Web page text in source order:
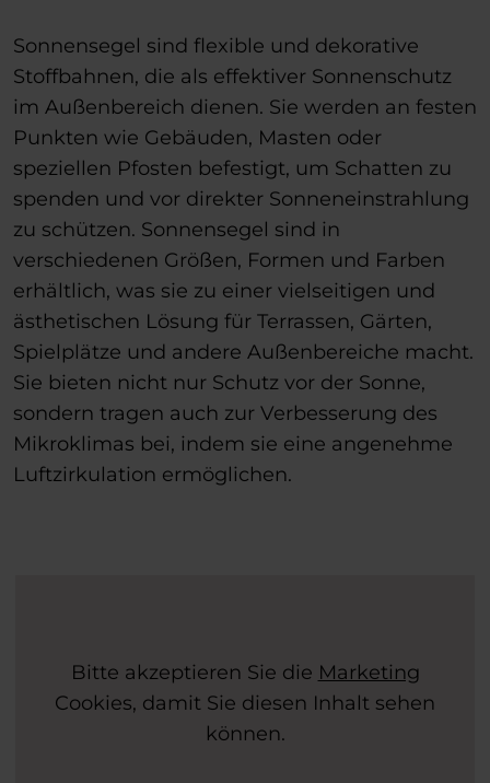
Sonnensegel sind flexible und dekorative
Stoffbahnen, die als effektiver Sonnenschutz
im Außenbereich dienen. Sie werden an festen
Punkten wie Gebäuden, Masten oder
speziellen Pfosten befestigt, um Schatten zu
spenden und vor direkter Sonneneinstrahlung
zu schützen. Sonnensegel sind in
verschiedenen Größen, Formen und Farben
erhältlich, was sie zu einer vielseitigen und
ästhetischen Lösung für Terrassen, Gärten,
Spielplätze und andere Außenbereiche macht.
Sie bieten nicht nur Schutz vor der Sonne,
sondern tragen auch zur Verbesserung des
Mikroklimas bei, indem sie eine angenehme
Luftzirkulation ermöglichen.
Bitte akzeptieren Sie die Marketing
Cookies, damit Sie diesen Inhalt sehen
können.